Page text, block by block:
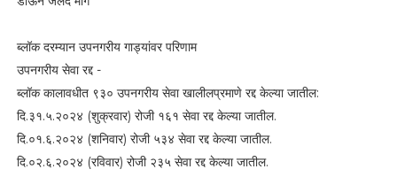
ब्लॉक दरम्यान उपनगरीय गाड्यांवर परिणाम
उपनगरीय सेवा रद्द -
ब्लॉक कालावधीत ९३० उपनगरीय सेवा खालीलप्रमाणे रद्द केल्या जातील:
दि.३१.५.२०२४ (शुक्रवार) रोजी १६१ सेवा रद्द केल्या जातील.
दि.०१.६.२०२४ (शनिवार) रोजी ५३४ सेवा रद्द केल्या जातील.
दि.०२.६.२०२४ (रविवार) रोजी २३५ सेवा रद्द केल्या जातील.